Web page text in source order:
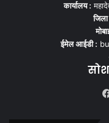
कार्यालय :
ईमेल आईडी :